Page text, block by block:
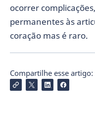
ocorrer
permanentes às
coração mas é raro.
Compartilhe esse artigo: